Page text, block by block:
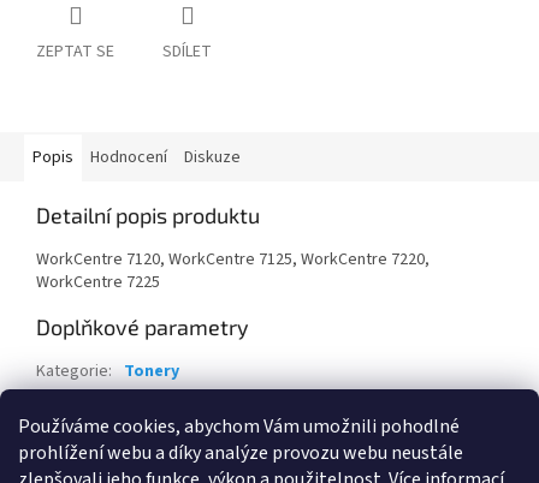
Používáme cookies, abychom Vám umožnili pohodlné
prohlížení webu a díky analýze provozu webu neustále
ZEPTAT SE SDÍLET
Popis Hodnocení Diskuze
Detailní popis produktu
WorkCentre 7120, WorkCentre 7125, WorkCentre 7220,
WorkCentre 7225
Doplňkové parametry
Kategorie: Tonery
EAN: 95205614640